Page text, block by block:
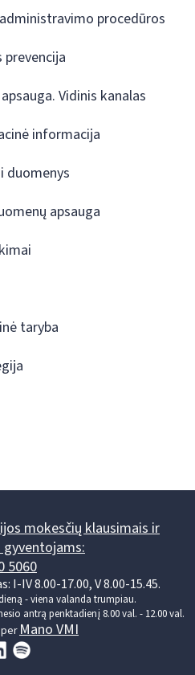
procedūros
prevencija
Vidinis kanalas
informacija
duomenys
apsauga
taryba
mokesčių klausimais ir
gyventojams:
5060
I-IV 8.00-17.00, V 8.00-15.45.
- viena valanda trumpiau.
antrą penktadienį 8.00 val. - 12.00 val.
Mano VMI